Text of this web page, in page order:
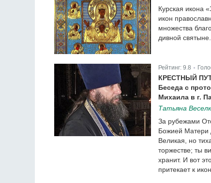
Курская икона
икон
множества
дивной святыне.
Рейтинг: 9.8
КРЕСТНЫЙ
Беседа с
Михаила в г.
Татьяна
За рубежами
Божией Матери
Великая, но
торжестве; ты
хранит. И вот
притекает к